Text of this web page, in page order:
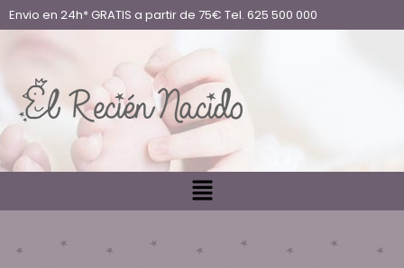
Envio en 24h* GRATIS a partir de 75€ Tel. 625 500 000